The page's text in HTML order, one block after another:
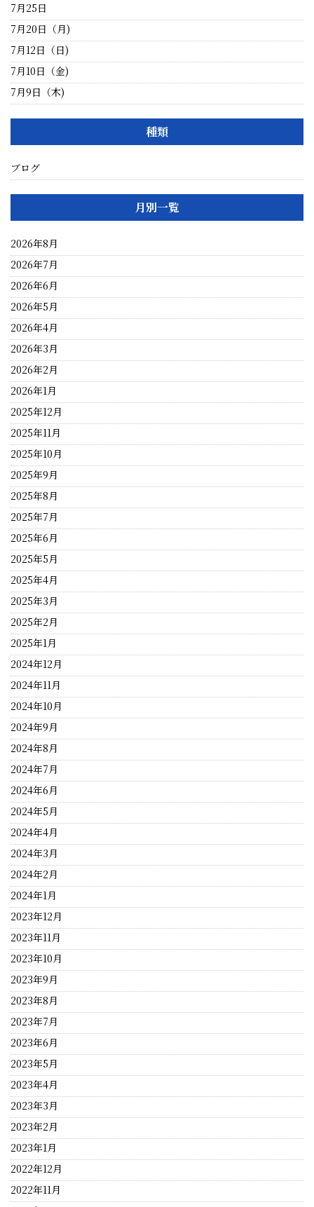
7月25日
7月20日（月)
7月12日（日)
7月10日（金)
7月9日（木)
種類
ブログ
月別一覧
2026年8月
2026年7月
2026年6月
2026年5月
2026年4月
2026年3月
2026年2月
2026年1月
2025年12月
2025年11月
2025年10月
2025年9月
2025年8月
2025年7月
2025年6月
2025年5月
2025年4月
2025年3月
2025年2月
2025年1月
2024年12月
2024年11月
2024年10月
2024年9月
2024年8月
2024年7月
2024年6月
2024年5月
2024年4月
2024年3月
2024年2月
2024年1月
2023年12月
2023年11月
2023年10月
2023年9月
2023年8月
2023年7月
2023年6月
2023年5月
2023年4月
2023年3月
2023年2月
2023年1月
2022年12月
2022年11月